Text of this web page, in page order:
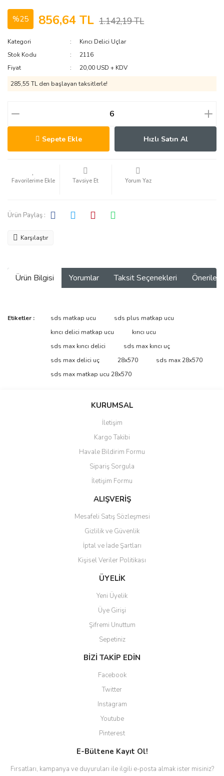
%25 856,64 TL 1.142,19 TL
Kategori
Kırıcı Delici Uçlar
Stok Kodu
2116
Fiyat
20,00 USD + KDV
285,55 TL den başlayan taksitlerle!
Sepete Ekle Hızlı Satın Al
Tavsiye Et Yorum Yaz
Ürün Paylaş :
Karşılaştır
Ürün Bilgisi Yorumlar Taksit Seçenekleri
Bu ürüne ilk yorumu siz yapın!
Yorum Yaz
Bu ürünün fiyat bilgisi, resim, ürün açıklamalarında ve diğer
tarafımıza iletebilirsiniz.
Görüş ve önerileriniz için teşekkür ederiz.
Ürün resmi kalitesiz, bozuk veya görüntülenemiyor.
Bu ürüne benzer farklı alternatifler olmalı.
Etiketler : sds matkap ucu
sds plus matkap ucu
kırıcı delici matkap ucu
kırıcı ucu
sds max kırıcı delici
sds max kırıcı uç
sds max delici uç
28x570
sds max 28x570
sds max matkap ucu 28x570
KURUMSAL
İletişim
Kargo Takibi
Havale Bildirim Formu
Sipariş Sorgula
İletişim Formu
ALIŞVERİŞ
Mesafeli Satış Sözleşmesi
Gizlilik ve Güvenlik
İptal ve İade Şartları
Kişisel Veriler Politikası
ÜYELİK
Yeni Üyelik
Üye Girişi
Şifremi Unuttum
Sepetiniz
BİZİ TAKİP EDİN
Facebook
Twitter
Instagram
Youtube
Pinterest
E-Bültene Kayıt Ol!
Fırsatları, kampanya ve duyuruları ile ilgili e-posta almak ister misiniz?